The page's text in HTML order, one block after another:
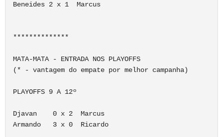
Beneides 2 x 1  Marcus
**************
MATA-MATA - ENTRADA NOS PLAYOFFS
(* - vantagem do empate por melhor campanha)
PLAYOFFS 9 A 12º
Djavan    0 x 2  Marcus
Armando   3 x 0  Ricardo